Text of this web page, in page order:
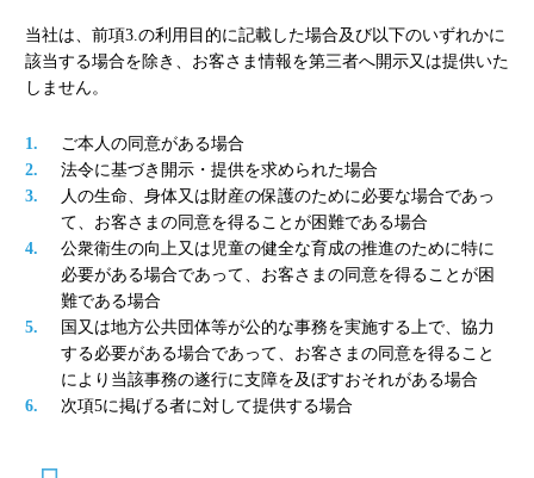
当社は、前項3.の利用目的に記載した場合及び以下のいずれかに
該当する場合を除き、お客さま情報を第三者へ開示又は提供いた
しません。
ご本人の同意がある場合
法令に基づき開示・提供を求められた場合
人の生命、身体又は財産の保護のために必要な場合であっ
て、お客さまの同意を得ることが困難である場合
公衆衛生の向上又は児童の健全な育成の推進のために特に
必要がある場合であって、お客さまの同意を得ることが困
難である場合
国又は地方公共団体等が公的な事務を実施する上で、協力
する必要がある場合であって、お客さまの同意を得ること
により当該事務の遂行に支障を及ぼすおそれがある場合
次項5に掲げる者に対して提供する場合